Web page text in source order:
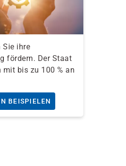
Sie ihre
fördern. Der Staat
bis zu 100 % an
BEISPIELEN